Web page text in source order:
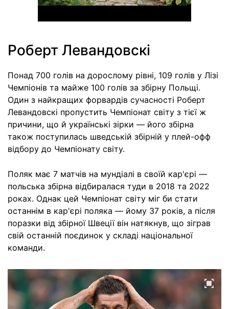
Роберт Левандовскі
Понад 700 голів на дорослому рівні, 109 голів у Лізі
Чемпіонів та майже 100 голів за збірну Польщі.
Один з найкращих форвардів сучасності Роберт
Левандовскі пропустить Чемпіонат світу з тієї ж
причини, що й українські зірки — його збірна
також поступилась шведській збірній у плей-офф
відбору до Чемпіонату світу.
Поляк має 7 матчів на мундіалі в своїй кар'єрі —
польська збірна відбиралася туди в 2018 та 2022
роках. Однак цей Чемпіонат світу міг би стати
останнім в кар'єрі поляка — йому 37 років, а після
поразки від збірної Швеції він натякнув, що зіграв
свій останній поєдинок у складі національної
команди.